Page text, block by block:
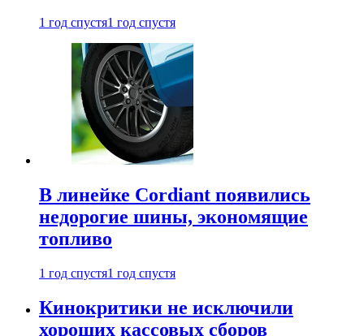
1 год спустя1 год спустя
В линейке Cordiant появились
недорогие шины, экономящие
топливо
1 год спустя1 год спустя
Кинокритики не исключили
хороших кассовых сборов